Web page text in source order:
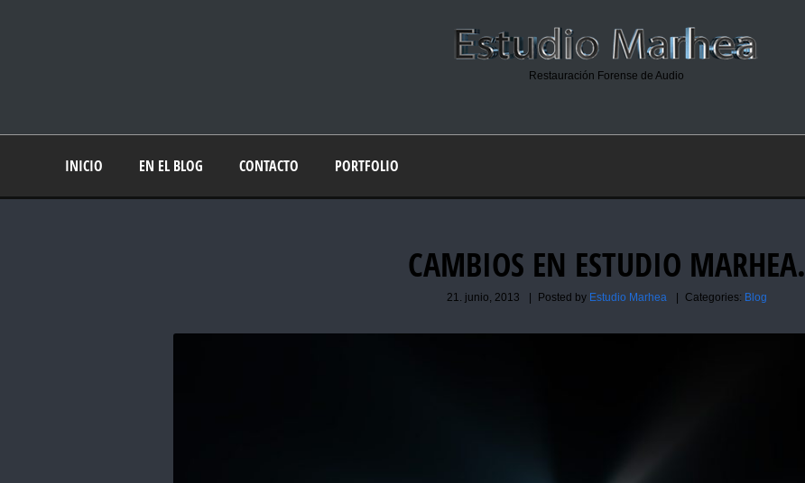
Restauración Forense de Audio
INICIO EN EL BLOG CONTACTO PORTFOLIO
CAMBIOS EN ESTUDIO MARHEA.
21. junio, 2013 Posted by Estudio Marhea Categories: Blog